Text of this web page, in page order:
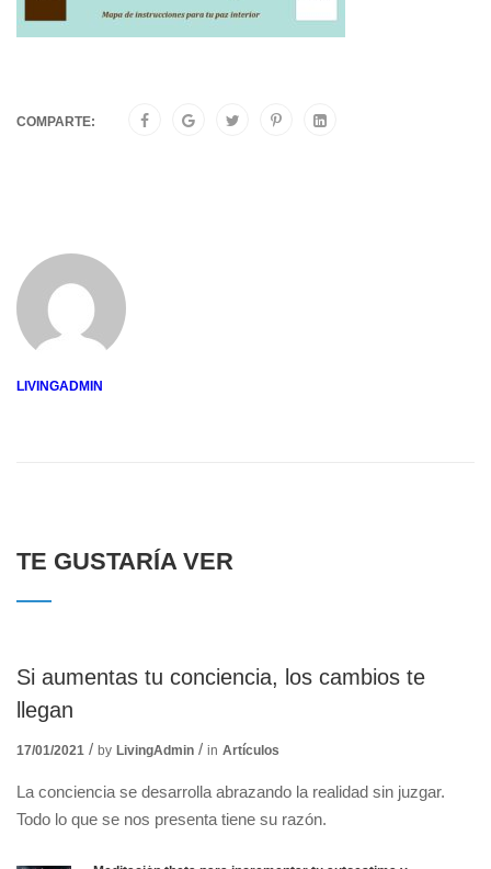
COMPARTE:
LIVINGADMIN
TE GUSTARÍA VER
Si aumentas tu conciencia, los cambios te
llegan
17/01/2021 by LivingAdmin in Artículos
La conciencia se desarrolla abrazando la realidad sin juzgar.
Todo lo que se nos presenta tiene su razón.